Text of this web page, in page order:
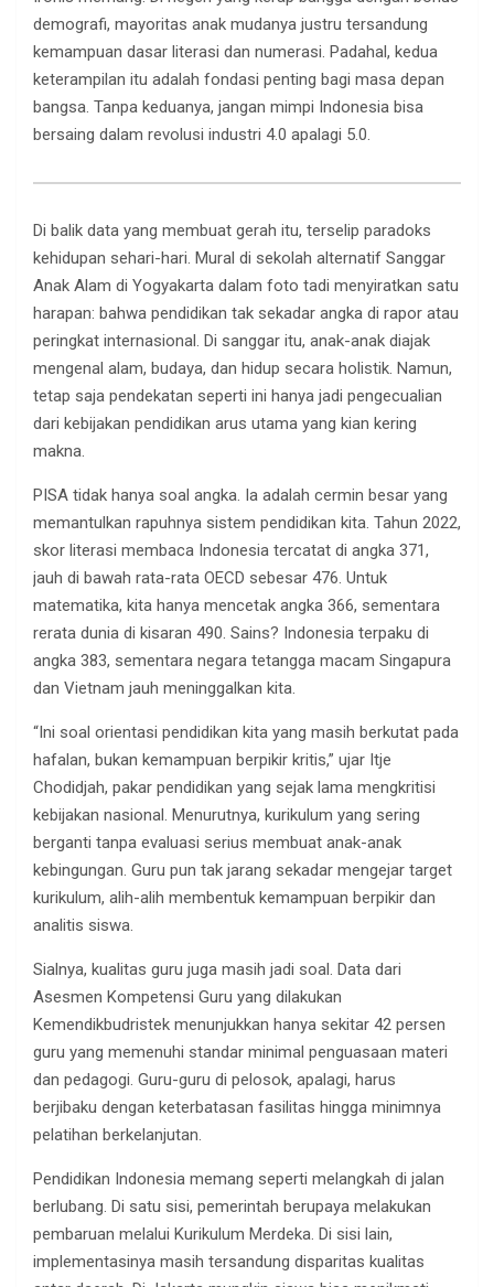
demografi, mayoritas anak mudanya justru tersandung
kemampuan dasar literasi dan numerasi. Padahal, kedua
keterampilan itu adalah fondasi penting bagi masa depan
bangsa. Tanpa keduanya, jangan mimpi Indonesia bisa
bersaing dalam revolusi industri 4.0 apalagi 5.0.
Di balik data yang membuat gerah itu, terselip paradoks
kehidupan sehari-hari. Mural di sekolah alternatif Sanggar
Anak Alam di Yogyakarta dalam foto tadi menyiratkan satu
harapan: bahwa pendidikan tak sekadar angka di rapor atau
peringkat internasional. Di sanggar itu, anak-anak diajak
mengenal alam, budaya, dan hidup secara holistik. Namun,
tetap saja pendekatan seperti ini hanya jadi pengecualian
dari kebijakan pendidikan arus utama yang kian kering
makna.
PISA tidak hanya soal angka. Ia adalah cermin besar yang
memantulkan rapuhnya sistem pendidikan kita. Tahun 2022,
skor literasi membaca Indonesia tercatat di angka 371,
jauh di bawah rata-rata OECD sebesar 476. Untuk
matematika, kita hanya mencetak angka 366, sementara
rerata dunia di kisaran 490. Sains? Indonesia terpaku di
angka 383, sementara negara tetangga macam Singapura
dan Vietnam jauh meninggalkan kita.
“Ini soal orientasi pendidikan kita yang masih berkutat pada
hafalan, bukan kemampuan berpikir kritis,” ujar Itje
Chodidjah, pakar pendidikan yang sejak lama mengkritisi
kebijakan nasional. Menurutnya, kurikulum yang sering
berganti tanpa evaluasi serius membuat anak-anak
kebingungan. Guru pun tak jarang sekadar mengejar target
kurikulum, alih-alih membentuk kemampuan berpikir dan
analitis siswa.
Sialnya, kualitas guru juga masih jadi soal. Data dari
Asesmen Kompetensi Guru yang dilakukan
Kemendikbudristek menunjukkan hanya sekitar 42 persen
guru yang memenuhi standar minimal penguasaan materi
dan pedagogi. Guru-guru di pelosok, apalagi, harus
berjibaku dengan keterbatasan fasilitas hingga minimnya
pelatihan berkelanjutan.
Pendidikan Indonesia memang seperti melangkah di jalan
berlubang. Di satu sisi, pemerintah berupaya melakukan
pembaruan melalui Kurikulum Merdeka. Di sisi lain,
implementasinya masih tersandung disparitas kualitas